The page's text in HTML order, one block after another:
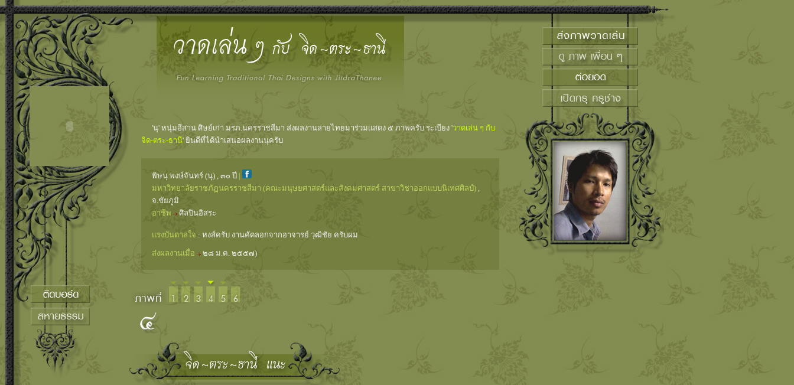
'นุ' หนุ่มอีสาน ศิษย์เก่า มรภ.นครราชสีมา ส่งผลงานลายไทยมาร่วมแสดง ๕ ภาพครับ ระเบียง 'วาดเล่น ๆ กับ
จิด-ตระ-ธานี' ยินดีที่ได้นำเสนอผลงานนุครับ
พิษนุ พงษ์จันทร์ (นุ) , ๓๐ ปี |
มหาวิทยาลัยราชภัฏนครราชสีมา (คณะมนุษยศาสตร์และสังคมศาสตร์ สาขาวิชาออกแบบนิเทศศิลป์) ,
จ.ชัยภูมิ
อาชีพ
ศิลปินอิสระ
แรงบันดาลใจ : หงส์ครับ งานคัดลอกจากอาจารย์ วุฒิชัย ครับผม
ส่งผลงานเมื่อ ๒๘ ม.ค. ๒๕๕๗)